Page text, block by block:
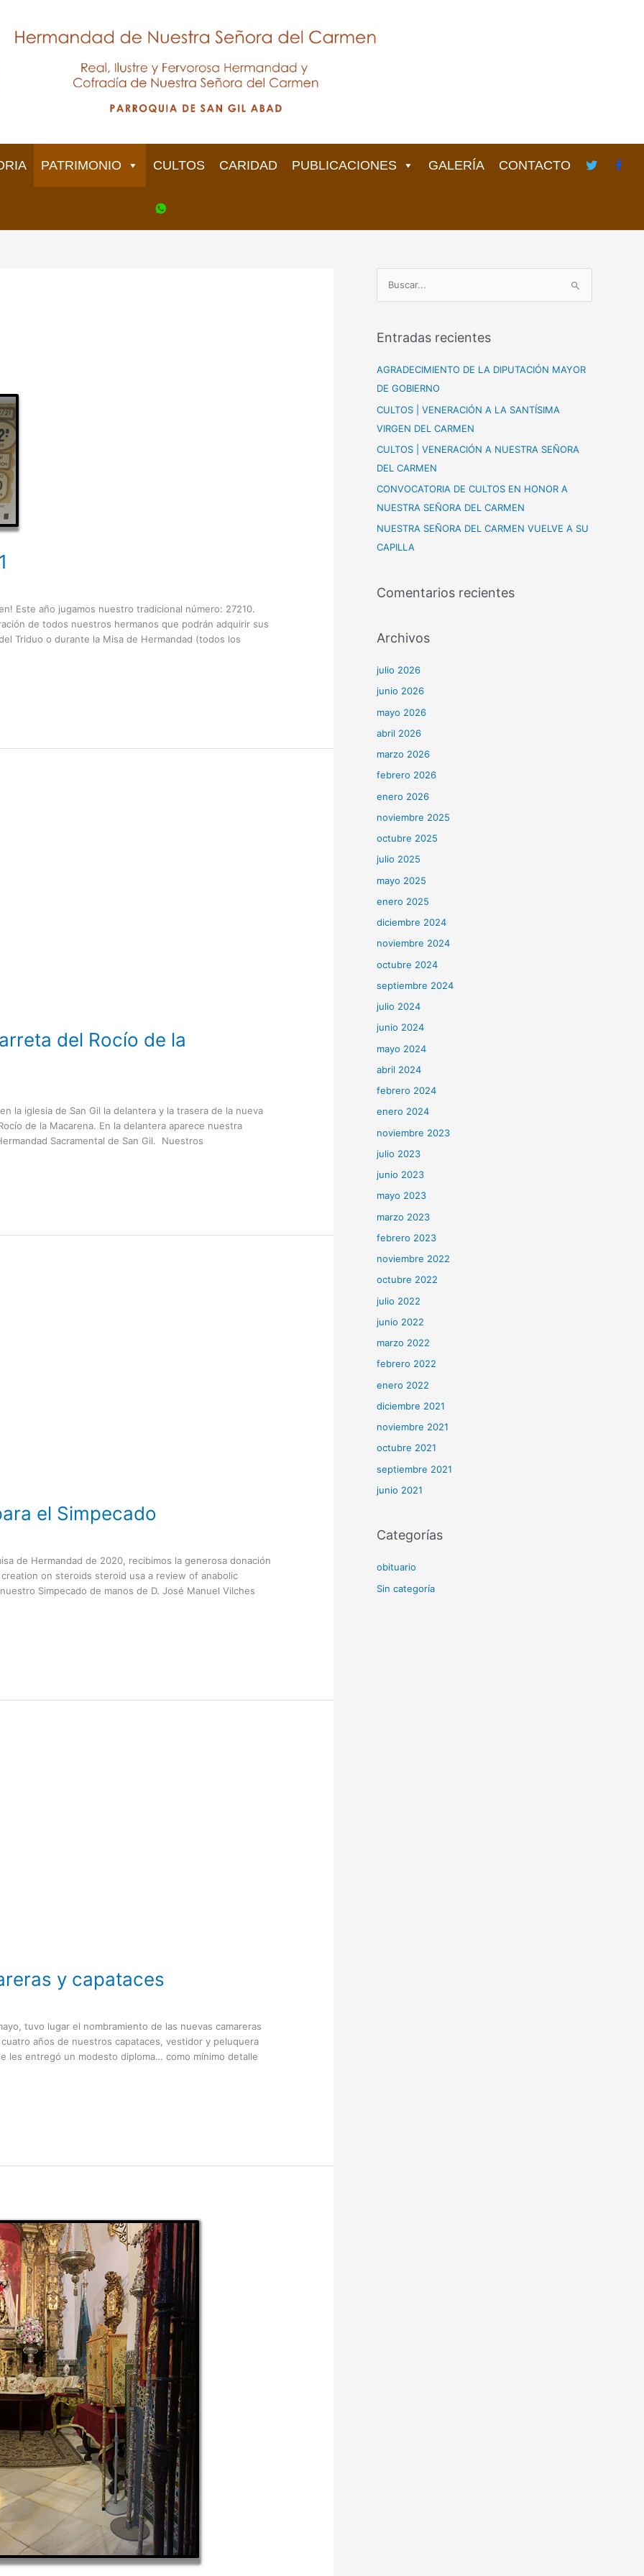
PATRIMONIO CULTOS CARIDAD PUBLICACIONES GALERÍA CONTACTO
Este año jugamos nuestro tradicional número: 27210.
de todos nuestros hermanos que podrán adquirir sus
Triduo o durante la Misa de Hermandad (todos los
del Rocío de la
la iglesia de San Gil la delantera y la trasera de la nueva
de la Macarena. En la delantera aparece nuestra
Sacramental de San Gil. Nuestros
el Simpecado
de Hermandad de 2020, recibimos la generosa donación
on steroids steroid usa a review of anabolic
Simpecado de manos de D. José Manuel Vilches
y capataces
tuvo lugar el nombramiento de las nuevas camareras
años de nuestros capataces, vestidor y peluquera
les entregó un modesto diploma… como mínimo detalle
c
:
Entradas recientes
AGRADECIMIENTO DE LA DIPUTACIÓN MAYOR
DE GOBIERNO
CULTOS | VENERACIÓN A LA SANTÍSIMA
VIRGEN DEL CARMEN
CULTOS | VENERACIÓN A NUESTRA SEÑORA
DEL CARMEN
CONVOCATORIA DE CULTOS EN HONOR A
NUESTRA SEÑORA DEL CARMEN
NUESTRA SEÑORA DEL CARMEN VUELVE A SU
CAPILLA
Comentarios recientes
Archivos
julio 2026
junio 2026
mayo 2026
abril 2026
marzo 2026
febrero 2026
enero 2026
noviembre 2025
octubre 2025
julio 2025
mayo 2025
enero 2025
diciembre 2024
noviembre 2024
octubre 2024
septiembre 2024
julio 2024
junio 2024
mayo 2024
abril 2024
febrero 2024
enero 2024
noviembre 2023
julio 2023
junio 2023
mayo 2023
marzo 2023
febrero 2023
noviembre 2022
octubre 2022
julio 2022
junio 2022
marzo 2022
febrero 2022
enero 2022
diciembre 2021
noviembre 2021
octubre 2021
septiembre 2021
junio 2021
Categorías
obituario
Sin categoría